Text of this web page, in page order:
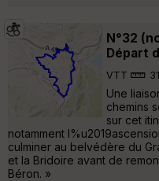
N°32
Départ
VTT
Une
chemins
sur cet
notamment
culminer au belvédère du
et la Bridoire avant de
Béron. »